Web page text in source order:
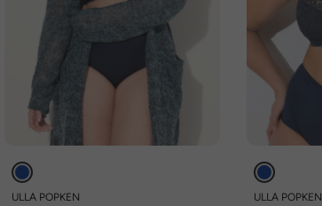
ULLA POPKEN ULLA POPKEN